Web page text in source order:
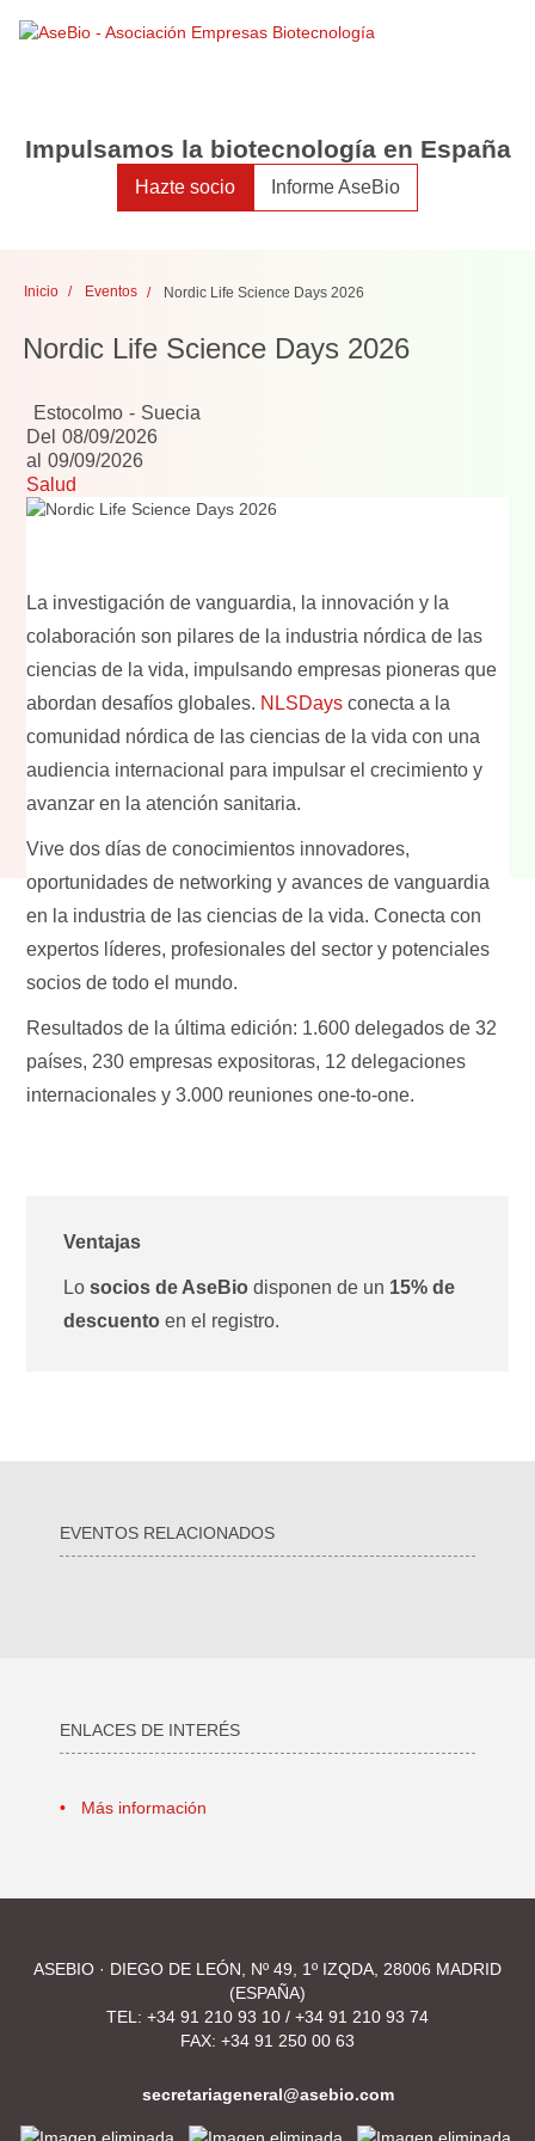
Impulsamos la biotecnología en España
Hazte socio Informe AseBio
Inicio Eventos Nordic Life Science Days 2026
Nordic Life Science Days 2026
Estocolmo
Suecia
Del 08/09/2026
al
09/09/2026
Salud
La investigación de vanguardia, la innovación y la
colaboración son pilares de la industria nórdica de las
ciencias de la vida, impulsando empresas pioneras que
abordan desafíos globales. NLSDays conecta a la
comunidad nórdica de las ciencias de la vida con una
audiencia internacional para impulsar el crecimiento y
avanzar en la atención sanitaria.
Vive dos días de conocimientos innovadores,
oportunidades de networking y avances de vanguardia
en la industria de las ciencias de la vida. Conecta con
expertos líderes, profesionales del sector y potenciales
socios de todo el mundo.
Resultados de la última edición: 1.600 delegados de 32
países, 230 empresas expositoras, 12 delegaciones
internacionales y 3.000 reuniones one-to-one.
Ventajas
Losocios de AseBio disponen de un 15% de
descuento en el registro.
EVENTOS RELACIONADOS
ENLACES DE INTERÉS
Más información
ASEBIO · DIEGO DE LEÓN, Nº 49, 1º IZQDA, 28006 MADRID
(ESPAÑA)
TEL: +34 91 210 93 10 / +34 91 210 93 74
FAX: +34 91 250 00 63
secretariageneral@asebio.com